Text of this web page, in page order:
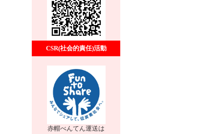
CSR(社会的責任)活動
赤帽べんてん運送は